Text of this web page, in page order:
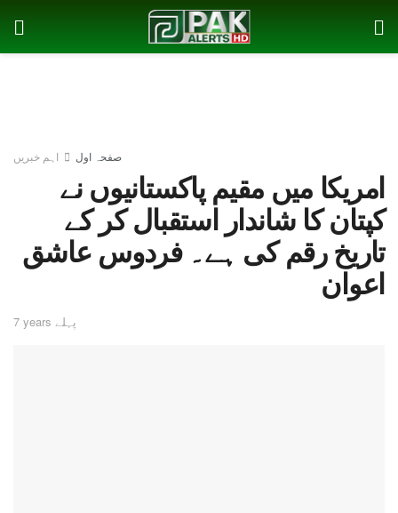
صفحہ اول اہم خبریں
امریکا میں مقیم پاکستانیوں نے
کپتان کا شاندار استقبال کر کے
تاریخ رقم کی ہے۔ فردوس عاشق
اعوان
7 years پہلے